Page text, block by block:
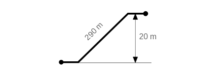
20 m
290 m